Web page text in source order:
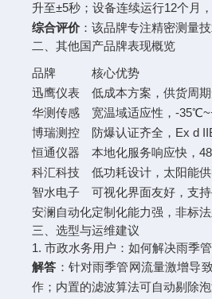
升至±5秒；设备连续运行12个月
综合评价 ：该品牌专注精密测量
二、其他国产品牌表现概览
品牌
核心优势
迅鹰仪表
低成本方案，供货周
华测传感
宽温域适应性，-
博瑞测控
防爆认证齐全，Ex d
恒通仪器
本地化服务响应快，
科汇科技
低功耗设计，太阳能
智水电子
可视化界面友好，支
安澜自动化定制化能力强，非标
三、选型与运维建议
1. 市政水务用户：如何解决雨季
解答 ：针对雨季管网流量激增导
作；内置的滤波算法可自动剔除